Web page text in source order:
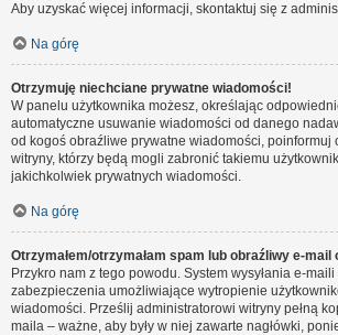
Aby uzyskać więcej informacji, skontaktuj się z
Na górę
Otrzymuję niechciane prywatne wiadomości!
W panelu użytkownika możesz, określając
automatyczne usuwanie wiadomości od danego
od kogoś obraźliwe prywatne wiadomości, poinformuj
witryny, którzy będą mogli zabronić takiemu
jakichkolwiek prywatnych wiadomości.
Na górę
Otrzymałem/otrzymałam spam lub obraźliwy e-
Przykro nam z tego powodu. System wysyłania e-
zabezpieczenia umożliwiające wytropienie
wiadomości. Prześlij administratorowi witryny pełną
maila – ważne, aby były w niej zawarte nagłówki,